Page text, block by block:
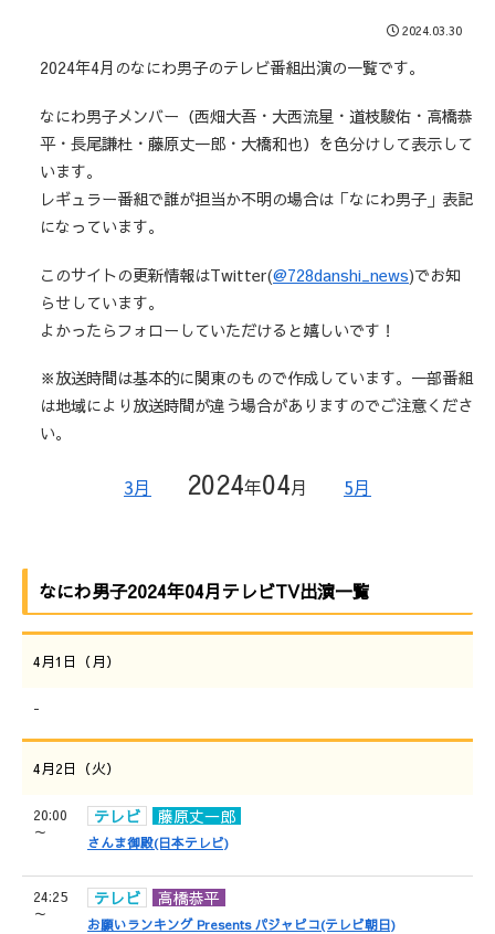
2024.03.30
2024年4月のなにわ男子のテレビ番組出演の一覧です。
なにわ男子メンバー（西畑大吾・大西流星・道枝駿佑・高橋恭
平・長尾謙杜・藤原丈一郎・大橋和也）を色分けして表示して
います。
レギュラー番組で誰が担当か不明の場合は「なにわ男子」表記
になっています。
このサイトの更新情報はTwitter(@728danshi_news)でお知
らせしています。
よかったらフォローしていただけると嬉しいです！
※放送時間は基本的に関東のもので作成しています。一部番組
は地域により放送時間が違う場合がありますのでご注意くださ
い。
3月 2024年04月 5月
なにわ男子2024年04月テレビTV出演一覧
4月1日（月）
-
4月2日（火）
20:00
～
テレビ 藤原丈一郎
さんま御殿(日本テレビ)
24:25
～
テレビ 高橋恭平
お願いランキング Presents パジャピコ(テレビ朝日)